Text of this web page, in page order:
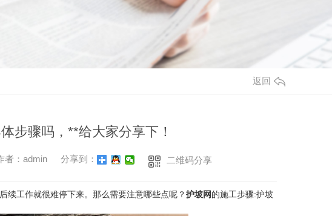
返回
步骤吗，**给大家分享下！
：admin 分享到： 二维码分享
续工作就很难停下来。那么需要注意哪些点呢？护坡网的施工步骤:护坡